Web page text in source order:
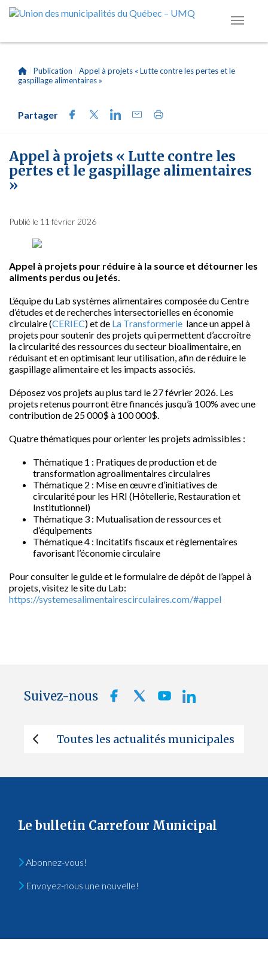
Publication
Appel à projets « Lutte contre les pertes et le
gaspillage alimentaires »
Partager
Appel à projets « Lutte contre les
pertes et le gaspillage alimentaires
»
Publié le 11 février 2026
Appel à projets pour réduire à la source et détourner les
aliments perdus ou jetés.
L’équipe du Lab systèmes alimentaires composée du Centre
d’études et de recherches intersectorielles en économie
circulaire (CERIEC) et de La Transformerie lance un appel à
projets pour soutenir des projets qui permettent d’accroître
la circularité des ressources du secteur bioalimentaire, en
réduisant et en optimisant leur utilisation, afin de réduire le
gaspillage alimentaire et les impacts associés.
Déposez vos projets au plus tard le 27 février 2026. Les
projets retenus pourront être financés jusqu’à 100% avec une
contribution de 25 000$ à 100 000$.
Quatre thématiques pour orienter les projets admissibles :
Thématique 1 : Pratiques de production et de
transformation agroalimentaires circulaires
Thématique 2 : Mise en œuvre d’initiatives de
circularité pour les HRI (Hôtellerie, Restauration et
Institutionnel)
Thématique 3 : Mutualisation de ressources et
d’équipements
Thématique 4 : Incitatifs fiscaux et règlementaires
favorisant l’économie circulaire
Pour consulter le guide et le formulaire de dépôt de l’appel à
projets, visitez le site du Lab:
https://systemesalimentairescirculaires.com/#appel
Suivez-nous
Toutes les actualités municipales
Le bulletin Carrefour Municipal
Abonnez-vous!
Envoyez-nous une nouvelle!